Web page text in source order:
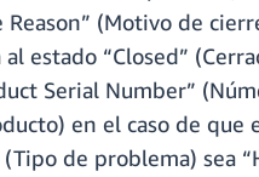
Reason” (Motivo de
al estado “Closed”
Serial Number”
en el caso de que
(Tipo de problema) sea